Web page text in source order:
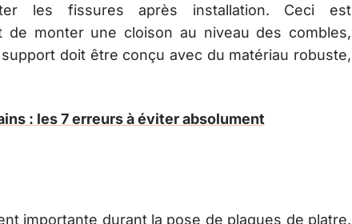
les fissures après installation. Ceci est
de monter une cloison au niveau des combles,
doit être conçu avec du matériau robuste,
: les 7 erreurs à éviter absolument
importante durant la pose de plaques de platre.